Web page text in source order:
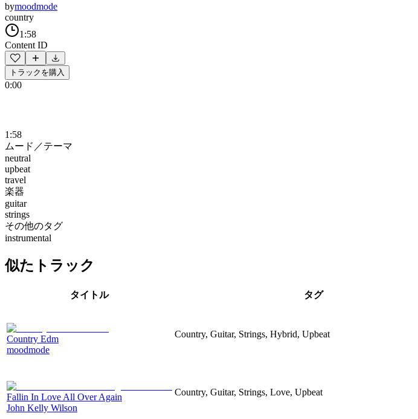
bymoodmode
country
1:58
Content ID
トラックを購入
0:00
1:58
ムード／テーマ
neutral
upbeat
travel
楽器
guitar
strings
その他のタグ
instrumental
似たトラック
タイトル タグ
Country Edm
moodmode
Country, Guitar, Strings, Hybrid, Upbeat
Fallin In Love All Over Again
John Kelly Wilson
Country, Guitar, Strings, Love, Upbeat